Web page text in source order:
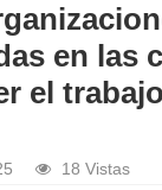
en las
el
18 Vistas